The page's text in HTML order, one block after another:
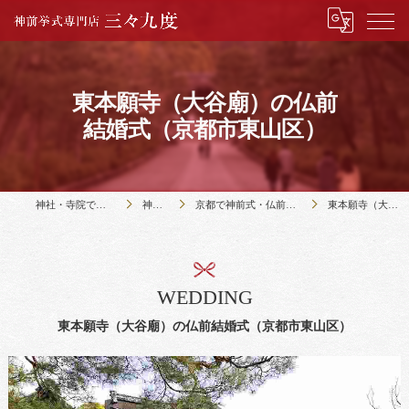
東本願寺（大谷廟）の仏前
結婚式（京都市東山区）
神社・寺院で結婚式のことなら神前挙式専門店三々九度 神社・寺院の紹介 京都で神前式・仏前式のできる３９社と９寺の紹介｜三々九度・京都本店 東本願寺（大谷廟）の仏前結婚式（京都市東山区）
東本願寺（大谷廟）の仏前結婚式（京都市東山区）
WEDDING